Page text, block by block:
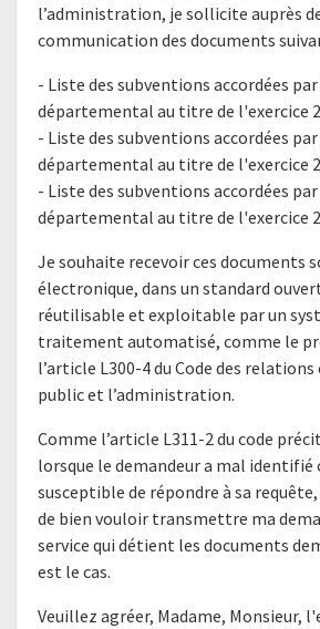
l’administration, je sollicite auprès
communication des documents
- Liste des subventions accordées
départemental au titre de l'exercice
- Liste des subventions accordées
départemental au titre de l'exercice
- Liste des subventions accordées
départemental au titre de l'exercice
Je souhaite recevoir ces documents
électronique, dans un standard
réutilisable et exploitable par un
traitement automatisé, comme le
l’article L300-4 du Code des
public et l’administration.
Comme l’article L311-2 du code
lorsque le demandeur a mal identifié
susceptible de répondre à sa
de bien vouloir transmettre ma
service qui détient les documents
est le cas.
Veuillez agréer, Madame, Monsieur,